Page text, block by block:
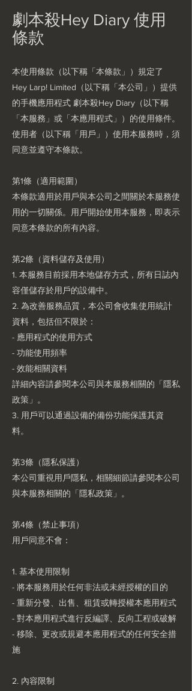
劇本殺Hey Diary 使用
條款
本使用條款（以下稱「本條款」）規定了
Hey Larp! Limited（以下稱「本公司」）提供
的手機應用程式 劇本殺Hey Diary（以下稱
「本服務」或「本應用程式」）的使用條件。
使用者（以下稱「用戶」）使用本服務時，須
同意並遵守本條款。
第1條（適用範圍）
本條款適用於用戶與本公司之間關於本服務使
用的一切關係。用戶開始使用本服務，即表示
同意本條款的所有內容。
第2條（資料儲存及使用）
1. 本服務目前採用本地儲存方式，所有日誌內
容僅儲存於用戶的設備中。
2. 為改善服務品質，本公司會收集使用統計
資料，包括但不限於：
- 應用程式的使用方式
- 功能使用頻率
- 效能相關資料
詳細內容請參閱本公司與本服務相關的「隱私
政策」。
3. 用戶可以通過設備的備份功能保護其資
料。
第3條（隱私保護）
本公司重視用戶隱私，相關細節請參閱本公司
與本服務相關的「隱私政策」。
第4條（禁止事項）
用戶同意不會：
1. 基本使用限制
- 將本服務用於任何非法或未經授權的目的
- 重新分發、出售、租賃或轉授權本應用程式
- 對本應用程式進行反編譯、反向工程或破解
- 移除、更改或規避本應用程式的任何安全措
施
2. 內容限制